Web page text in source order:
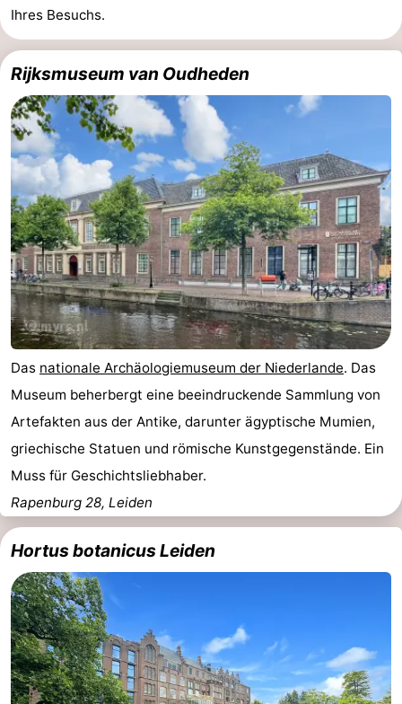
Ihres Besuchs.
Rijksmuseum van Oudheden
Das nationale Archäologiemuseum der Niederlande. Das
Museum beherbergt eine beeindruckende Sammlung von
Artefakten aus der Antike, darunter ägyptische Mumien,
griechische Statuen und römische Kunstgegenstände. Ein
Muss für Geschichtsliebhaber.
Rapenburg 28, Leiden
Hortus botanicus Leiden